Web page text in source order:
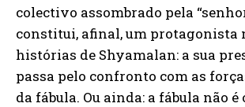
colectivo assombrado pela
constitui, afinal, um protagonista
histórias de Shyamalan: a sua
passa pelo confronto com as
da fábula. Ou ainda: a fábula não